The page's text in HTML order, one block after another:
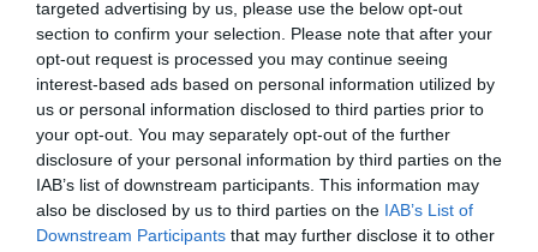
targeted advertising by us, please use the below opt-out
section to confirm your selection. Please note that after your
opt-out request is processed you may continue seeing
interest-based ads based on personal information utilized by
us or personal information disclosed to third parties prior to
your opt-out. You may separately opt-out of the further
disclosure of your personal information by third parties on the
IAB’s list of downstream participants. This information may
also be disclosed by us to third parties on the IAB’s List of
Downstream Participants that may further disclose it to other
του φακέλου. Είμαστε έτοιμοι να
ξεκινήσουμε τώρα.
Σε αυτό το πλαίσιο, τα δεδομένα της
ηλεκτρονικής συνταγογράφησης τα οποία
είναι πλούσια και σημαντικά –
περιλαμβάνουν ιατρικές συνταγές καθώς και